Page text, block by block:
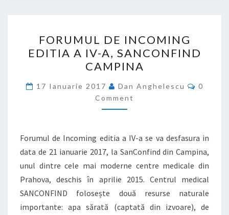
DE
INCOMING
EDITIA
A
IV-
A,
CAMPINA
FORUMUL DE INCOMING
EDITIA A IV-A, SANCONFIND
CAMPINA
17 Ianuarie 2017 Dan Anghelescu
0
Comment
Forumul de Incoming editia a IV-a se va desfasura in
data de 21 ianuarie 2017, la SanConfind din Campina,
unul dintre cele mai moderne centre medicale din
Prahova, deschis în aprilie 2015. Centrul medical
SANCONFIND folosește două resurse naturale
importante: apa sărată (captată din izvoare), de